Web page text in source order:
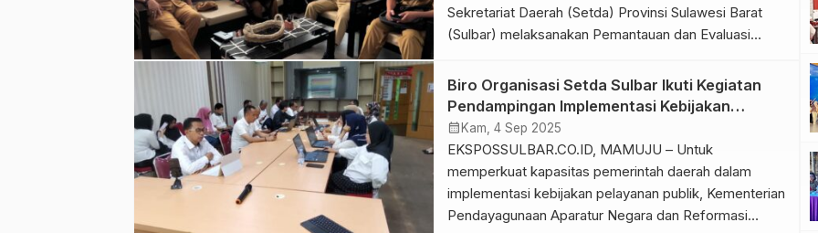
Sekretariat Daerah (Setda) Provinsi Sulawesi Barat
(Sulbar) melaksanakan Pemantauan dan Evaluasi
pada Pemerintah Kabupaten (Pemkab) Mamuju,
Senin, 13 Oktober 2025. PEKPPP dilaksanakan sesuai
lokus di Dinas Kependudukan dan Pencatatan Sipil
(Dukcapil) dan layanan Dinas Pendidikan Pemuda dan
Olahraga (Disdikpora) […]
Biro Organisasi Setda Sulbar Ikuti Kegiatan
Pendampingan Implementasi Kebijakan
Pelayanan Publik
calendar_month Kam, 4 Sep 2025
EKSPOSSULBAR.CO.ID, MAMUJU – Untuk
memperkuat kapasitas pemerintah daerah dalam
implementasi kebijakan pelayanan publik, Kementerian
Pendayagunaan Aparatur Negara dan Reformasi